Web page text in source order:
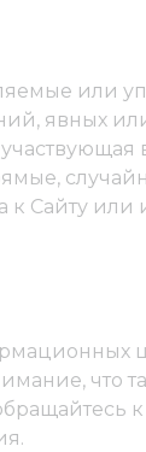
или
явных
Сайту или
что